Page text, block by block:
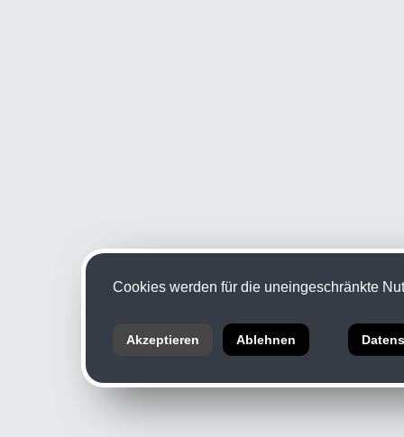
Cookies werden für die uneingeschränkte
Akzeptieren Ablehnen